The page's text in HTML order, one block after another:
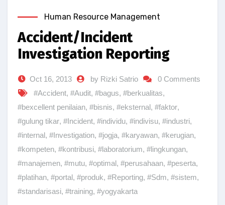
Human Resource Management
Accident/Incident
Investigation Reporting
Oct 16, 2013 by Rizki Satrio
0 Comments
#Accident, #Audit, #bagus, #berkualitas,
#bexcellent penilaian, #bisnis, #eksternal, #faktor,
#gulung tikar, #Incident, #individu, #indivisu, #industri,
#internal, #Investigation, #jogja, #karyawan, #kerugian,
#kompeten, #kontribusi, #laboratorium, #lingkungan,
#manajemen, #mutu, #optimal, #perusahaan, #peserta,
#platihan, #portal, #produk, #Reporting, #Sdm, #sistem,
#standarisasi, #training, #yogyakarta